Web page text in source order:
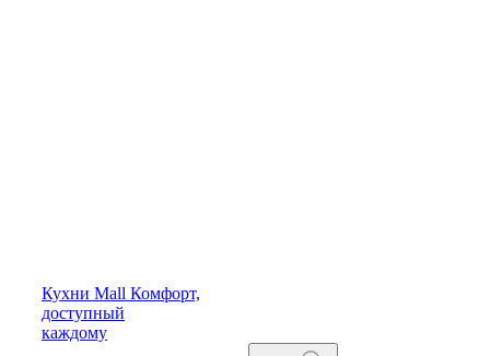
Кухни Mall Комфорт,
доступный
каждому